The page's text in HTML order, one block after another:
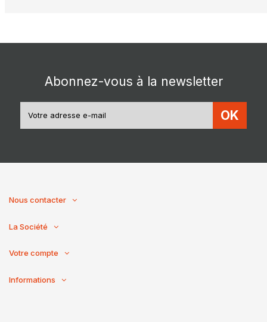
Abonnez-vous à la newsletter
OK
Nous contacter
La Société
Votre compte
Informations